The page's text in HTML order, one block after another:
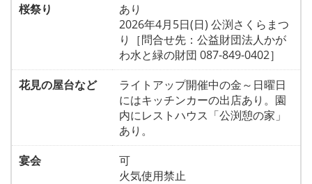
桜祭り
あり
2026年4月5日(日) 公渕さくらまつ
り［問合せ先：公益財団法人かが
わ水と緑の財団 087-849-0402］
花見の屋台など
ライトアップ開催中の金～日曜日
にはキッチンカーの出店あり。園
内にレストハウス「公渕憩の家」
あり。
宴会
可
火気使用禁止